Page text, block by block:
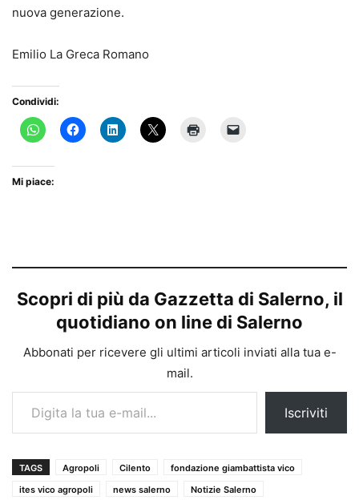
nuova generazione.
Emilio La Greca Romano
Condividi:
Mi piace:
Scopri di più da Gazzetta di Salerno, il
quotidiano on line di Salerno
Abbonati per ricevere gli ultimi articoli inviati alla tua e-
mail.
Digita la tua e-mail...
Iscriviti
TAGS Agropoli Cilento
fondazione giambattista vico
ites vico agropoli
news salerno
Notizie Salerno